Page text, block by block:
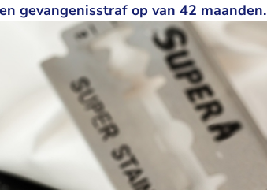
gevangenisstraf op van 42 maanden.